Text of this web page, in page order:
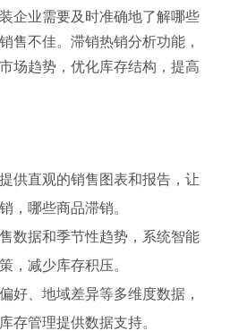
企业需要及时准确地了解哪些
售不佳。滞销热销分析功能，
场趋势，优化库存结构，提高
供直观的销售图表和报告，让
，哪些商品滞销。
数据和季节性趋势，系统智能
，减少库存积压。
好、地域差异等多维度数据，
存管理提供数据支持。